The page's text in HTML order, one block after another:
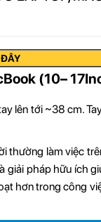
ĐÂY
(10–
lên tới ~38 cm.
thường làm việc
giải pháp hữu ích
hơn trong công